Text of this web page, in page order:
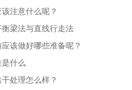
注意什么呢？
梁法与直线行走法
该做好哪些准备呢？
什么
处理怎么样？